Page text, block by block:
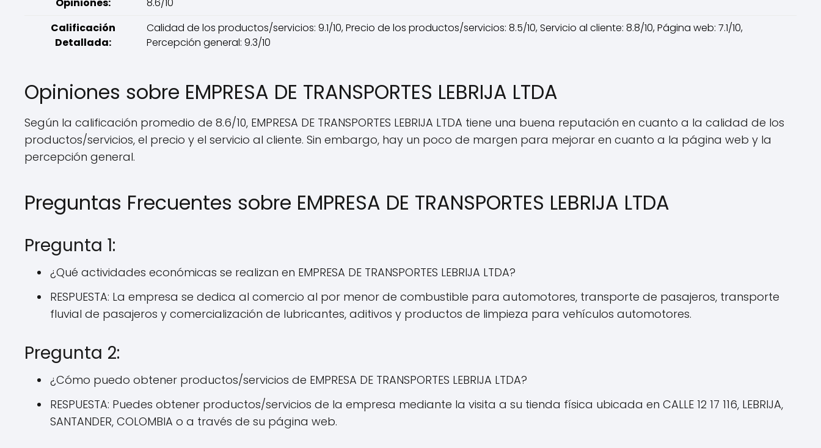
Calificación
Detallada:
Calidad de los productos/servicios: 9.1/10, Precio de los productos/servicios: 8.5/10, Servicio al cliente: 8.8/10, Página web: 7.1/10,
Percepción general: 9.3/10
Opiniones sobre EMPRESA DE TRANSPORTES LEBRIJA LTDA
Según la calificación promedio de 8.6/10, EMPRESA DE TRANSPORTES LEBRIJA LTDA tiene una buena reputación en cuanto a la calidad de los
productos/servicios, el precio y el servicio al cliente. Sin embargo, hay un poco de margen para mejorar en cuanto a la página web y la
percepción general.
Preguntas Frecuentes sobre EMPRESA DE TRANSPORTES LEBRIJA LTDA
Pregunta 1:
¿Qué actividades económicas se realizan en EMPRESA DE TRANSPORTES LEBRIJA LTDA?
RESPUESTA: La empresa se dedica al comercio al por menor de combustible para automotores, transporte de pasajeros, transporte
fluvial de pasajeros y comercialización de lubricantes, aditivos y productos de limpieza para vehículos automotores.
Pregunta 2:
¿Cómo puedo obtener productos/servicios de EMPRESA DE TRANSPORTES LEBRIJA LTDA?
RESPUESTA: Puedes obtener productos/servicios de la empresa mediante la visita a su tienda física ubicada en CALLE 12 17 116, LEBRIJA,
SANTANDER, COLOMBIA o a través de su página web.